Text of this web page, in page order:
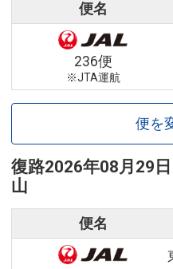
便名
236便
※JTA運航
便を
復路2026年08月29日
山
便名